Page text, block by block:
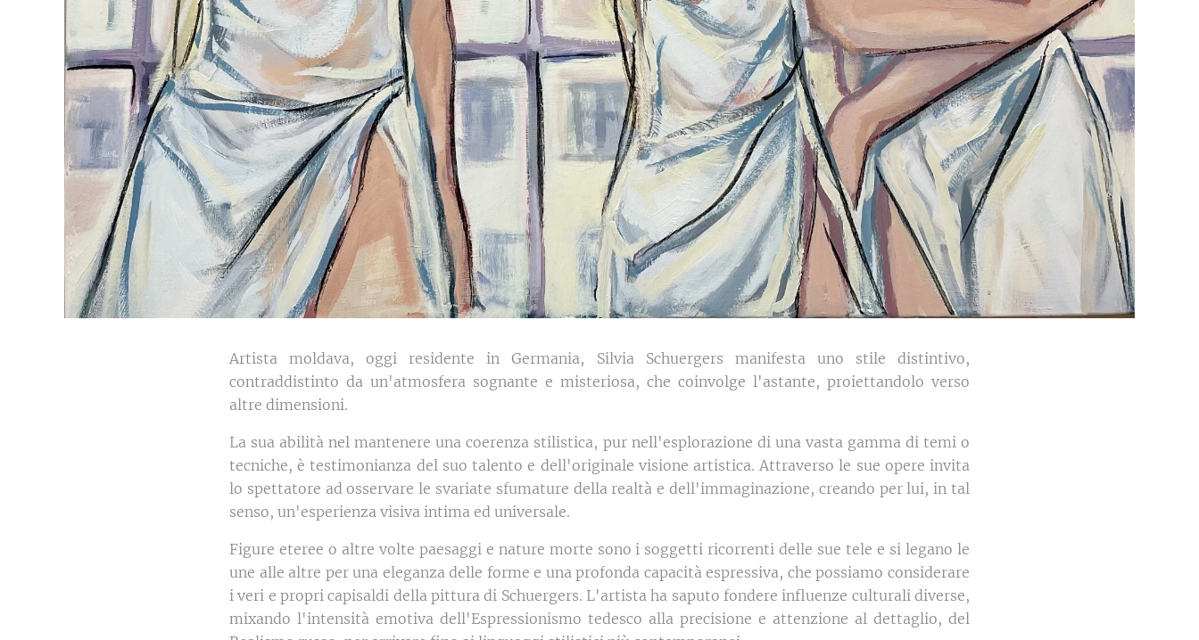
Artista moldava, oggi residente in Germania, Silvia Schuergers manifesta uno stile distintivo,
contraddistinto da un'atmosfera sognante e misteriosa, che coinvolge l'astante, proiettandolo verso
altre dimensioni.
La sua abilità nel mantenere una coerenza stilistica, pur nell'esplorazione di una vasta gamma di temi o
tecniche, è testimonianza del suo talento e dell'originale visione artistica. Attraverso le sue opere invita
lo spettatore ad osservare le svariate sfumature della realtà e dell'immaginazione, creando per lui, in tal
senso, un'esperienza visiva intima ed universale.
Figure eteree o altre volte paesaggi e nature morte sono i soggetti ricorrenti delle sue tele e si legano le
une alle altre per una eleganza delle forme e una profonda capacità espressiva, che possiamo considerare
i veri e propri capisaldi della pittura di Schuergers. L'artista ha saputo fondere influenze culturali diverse,
mixando l'intensità emotiva dell'Espressionismo tedesco alla precisione e attenzione al dettaglio, del